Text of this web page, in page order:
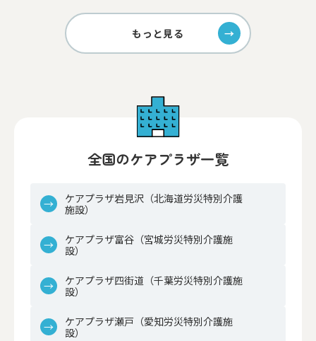
もっと見る
全国のケアプラザ一覧
ケアプラザ岩見沢（北海道労災特別介護
施設）
ケアプラザ富谷（宮城労災特別介護施
設）
ケアプラザ四街道（千葉労災特別介護施
設）
ケアプラザ瀬戸（愛知労災特別介護施
設）